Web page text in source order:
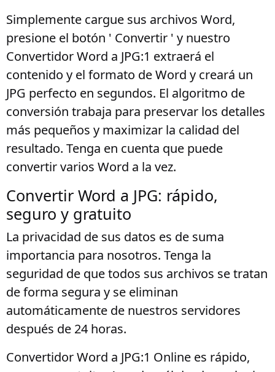
Simplemente cargue sus archivos Word,
presione el botón ' Convertir ' y nuestro
Convertidor Word a JPG:1 extraerá el
contenido y el formato de Word y creará un
JPG perfecto en segundos. El algoritmo de
conversión trabaja para preservar los detalles
más pequeños y maximizar la calidad del
resultado. Tenga en cuenta que puede
convertir varios Word a la vez.
Convertir Word a JPG: rápido,
seguro y gratuito
La privacidad de sus datos es de suma
importancia para nosotros. Tenga la
seguridad de que todos sus archivos se tratan
de forma segura y se eliminan
automáticamente de nuestros servidores
después de 24 horas.
Convertidor Word a JPG:1 Online es rápido,